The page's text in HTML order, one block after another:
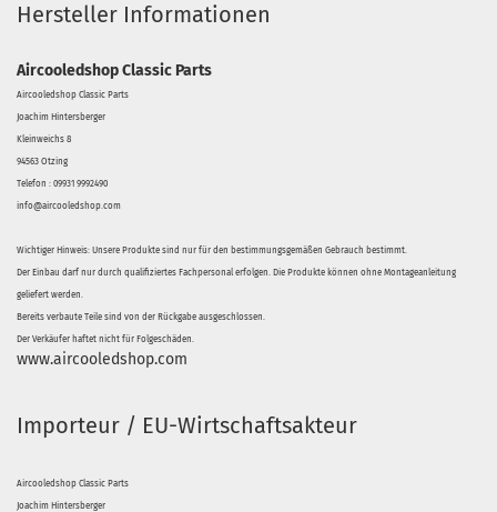
Hersteller Informationen
Aircooledshop Classic Parts
Aircooledshop Classic Parts
Joachim Hintersberger
Kleinweichs 8
94563 Otzing
Telefon : 09931 9992490
info@aircooledshop.com
Wichtiger Hinweis: Unsere Produkte sind nur für den bestimmungsgemäßen Gebrauch bestimmt.
Der Einbau darf nur durch qualifiziertes Fachpersonal erfolgen. Die Produkte können ohne Montageanleitung
geliefert werden.
Bereits verbaute Teile sind von der Rückgabe ausgeschlossen.
Der Verkäufer haftet nicht für Folgeschäden.
www.aircooledshop.com
Importeur / EU-Wirtschaftsakteur
Aircooledshop Classic Parts
Joachim Hintersberger